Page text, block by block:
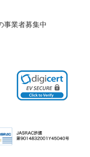
事業者募集中